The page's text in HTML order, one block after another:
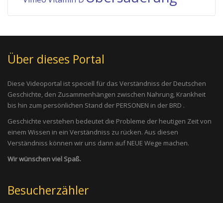
Über dieses Portal
Diese Videoportal ist speciell für das Verständniss der Deutschen
Geschichte, den Zusammenhängen zwischen Nahrung, Krankheit
bis hin zum persönlichen Stand der PERSONEN in der BRD .
Geschichte verstehen bedeutet die Probleme der heutigen Zeit von
einem Wissen in ein Verständniss zu rücken. Aus diesen
Verständniss können wir uns dann auf NEUE Wege machen.
Wir wünschen viel Spaß.
Besucherzähler